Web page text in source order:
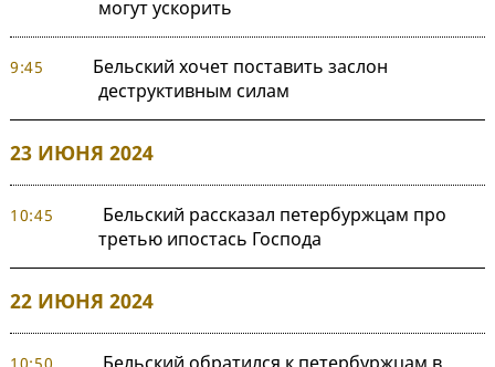
могут ускорить
9:45
Бельский хочет поставить заслон
деструктивным силам
23 ИЮНЯ 2024
10:45
Бельский рассказал петербуржцам про
третью ипостась Господа
22 ИЮНЯ 2024